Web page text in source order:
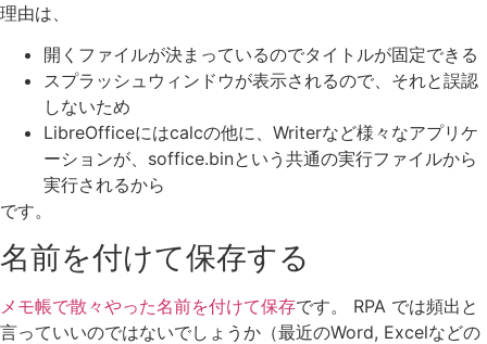
理由は、
開くファイルが決まっているのでタイトルが固定できる
スプラッシュウィンドウが表示されるので、それと誤認
しないため
LibreOfficeにはcalcの他に、Writerなど様々なアプリケ
ーションが、soffice.binという共通の実行ファイルから
実行されるから
です。
名前を付けて保存する
メモ帳で散々やった名前を付けて保存です。 RPA では頻出と
言っていいのではないでしょうか（最近のWord, Excelなどの